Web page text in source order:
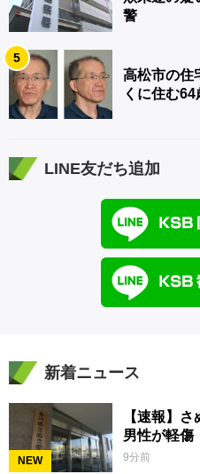
警
5
高松市の
くに住む
LINE友だち追加
新着ニュース
NEW
【速報】
男性が軽傷
9分前